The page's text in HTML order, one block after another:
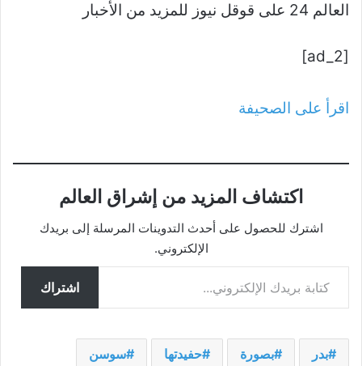
العالم 24 على قوقل نيوز للمزيد من الأخبار
[ad_2]
اقرأ على الصحيفة
اكتشاف المزيد من إشراق العالم
اشترك للحصول على أحدث التدوينات المرسلة إلى بريدك
الإلكتروني.
كتابة بريدك الإلكتروني...
اشتراك
بدر بصورة حفيدتها سوسن